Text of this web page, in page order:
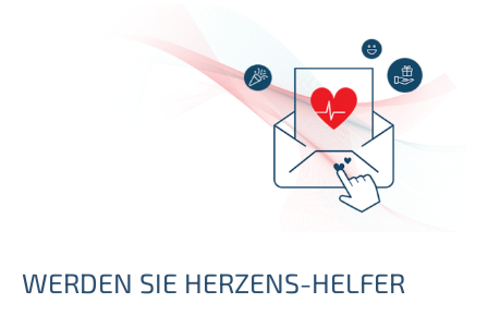
WERDEN SIE HERZENS-HELFER